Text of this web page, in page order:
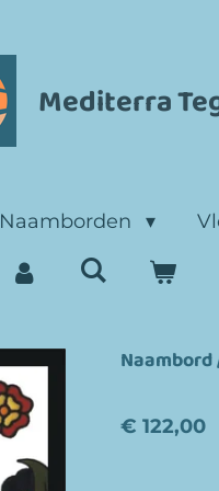
Mediterra
Naamborden
Naambord
€ 122,00